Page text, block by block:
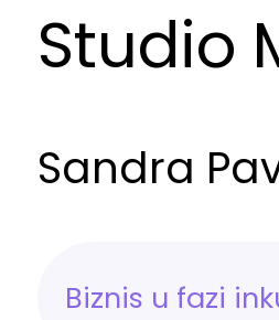
Studio
Sandra
Biznis u fazi